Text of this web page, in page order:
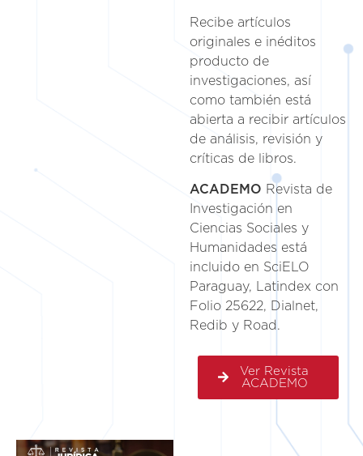
Recibe artículos
originales e inéditos
producto de
investigaciones, así
como también está
abierta a recibir artículos
de análisis, revisión y
críticas de libros.
ACADEMO Revista de
Investigación en
Ciencias Sociales y
Humanidades está
incluido en SciELO
Paraguay, Latindex con
Folio 25622, Dialnet,
Redib y Road.
Ver Revista
ACADEMO